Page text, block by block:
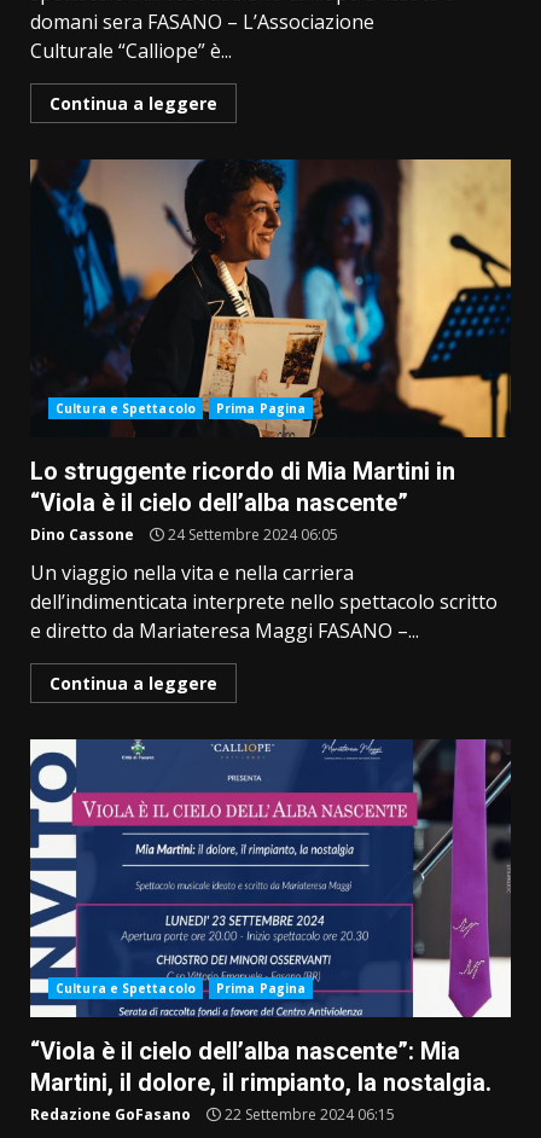
domani sera FASANO – L’Associazione
Culturale “Calliope” è...
Continua a leggere
Cultura e Spettacolo Prima Pagina
Lo struggente ricordo di Mia Martini in
“Viola è il cielo dell’alba nascente”
Dino Cassone 24 Settembre 2024 06:05
Un viaggio nella vita e nella carriera
dell’indimenticata interprete nello spettacolo scritto
e diretto da Mariateresa Maggi FASANO –...
Continua a leggere
Cultura e Spettacolo Prima Pagina
“Viola è il cielo dell’alba nascente”: Mia
Martini, il dolore, il rimpianto, la nostalgia.
Redazione GoFasano 22 Settembre 2024 06:15